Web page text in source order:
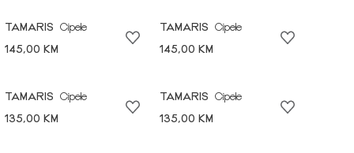
TAMARIS
Cipele
145,00 KM
TAMARIS
Cipele
145,00 KM
TAMARIS
Cipele
135,00 KM
TAMARIS
Cipele
135,00 KM